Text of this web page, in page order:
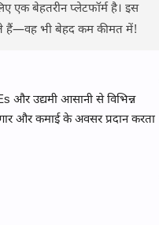
एक बेहतरीन प्लेटफॉर्म है। इस
हैं—वह भी बेहद कम कीमत में!
और उद्यमी आसानी से विभिन्न
और कमाई के अवसर प्रदान करता